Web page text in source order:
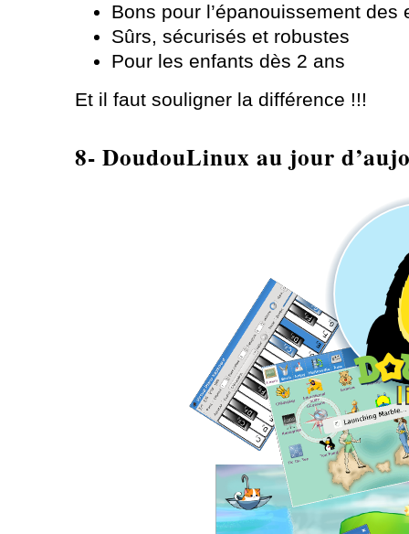
Bons pour l’épanouissement des
Sûrs, sécurisés et robustes
Pour les enfants dès 2 ans
Et il faut souligner la différence !!!
8- DoudouLinux au jour